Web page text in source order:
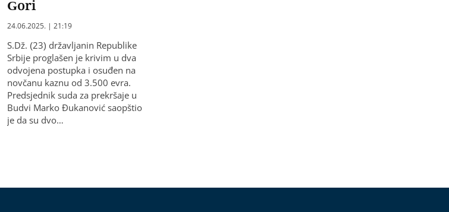
Gori
24.06.2025. | 21:19
S.Dž. (23) državljanin Republike
Srbije proglašen je krivim u dva
odvojena postupka i osuđen na
novčanu kaznu od 3.500 evra.
Predsjednik suda za prekršaje u
Budvi Marko Đukanović saopštio
je da su dvo…